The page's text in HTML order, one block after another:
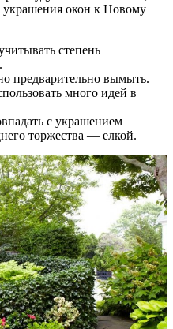
украшения окон к Новому
степень
предварительно вымыть.
много идей в
с украшением
торжества — елкой.